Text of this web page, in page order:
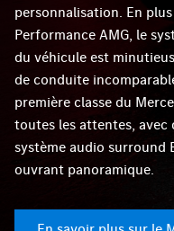
personnalisation. En
Performance AMG, le
du véhicule est
de conduite
première classe du
toutes les attentes,
système audio surround
ouvrant panoramique.